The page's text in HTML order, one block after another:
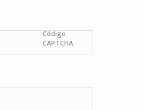
Código
CAPTCHA